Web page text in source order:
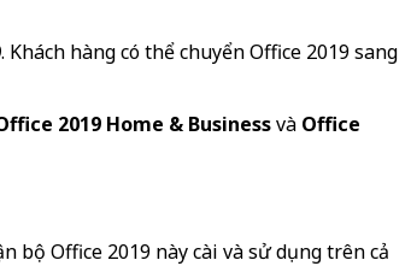
. Khách hàng có thể chuyển Office 2019 sang
2019 Home & Businessvà Office
Office 2019 này cài và sử dụng trên cả